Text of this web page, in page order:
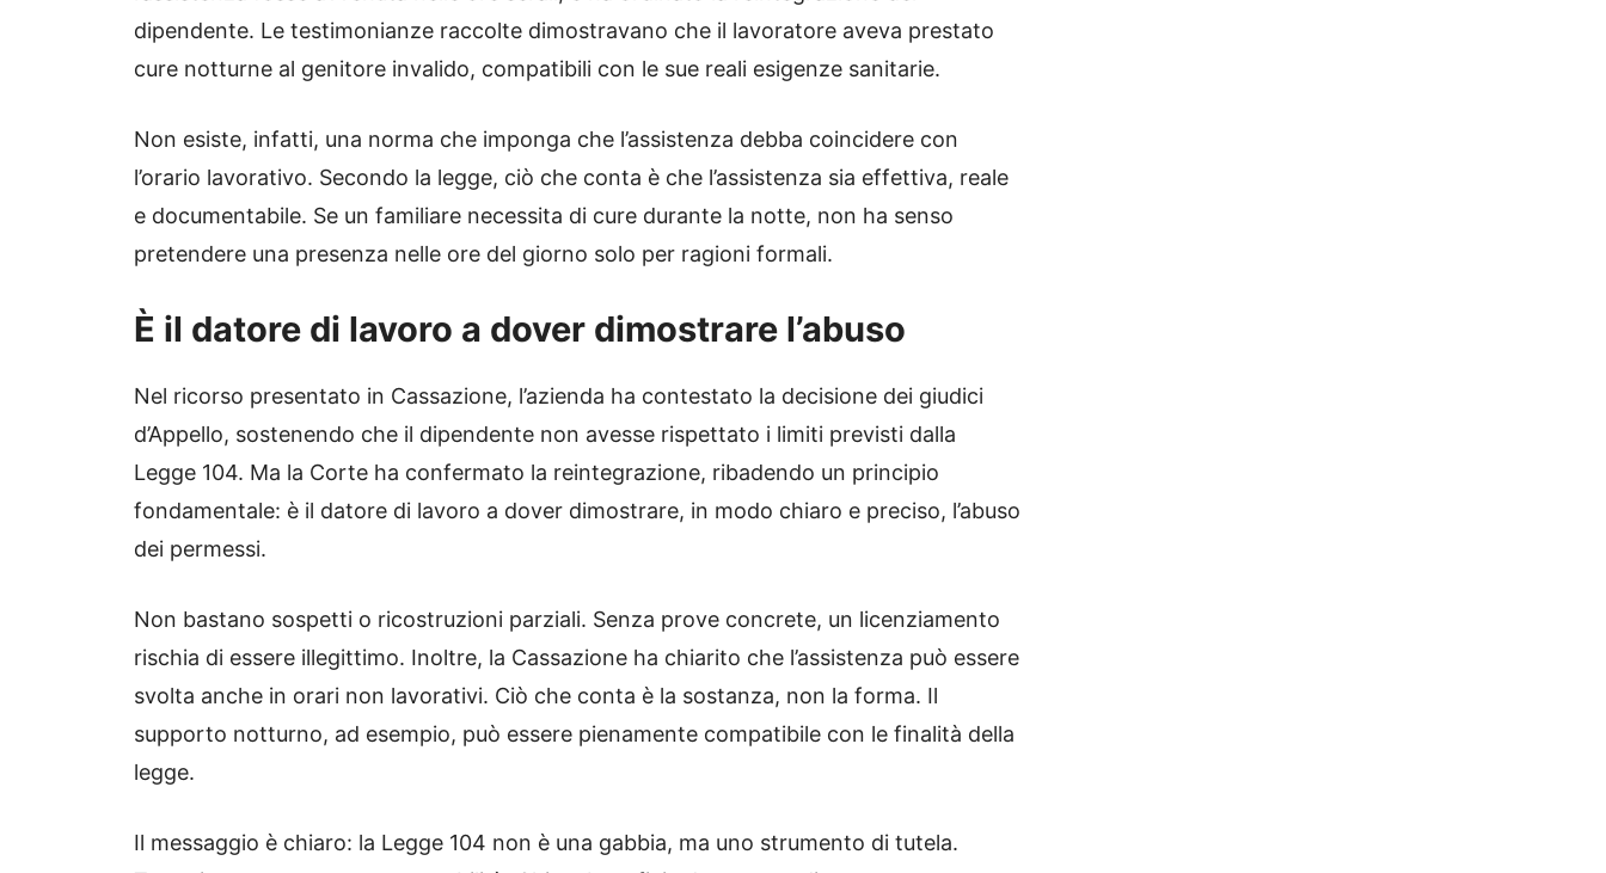
dipendente. Le testimonianze raccolte dimostravano che il lavoratore aveva prestato
cure notturne al genitore invalido, compatibili con le sue reali esigenze sanitarie.
Non esiste, infatti, una norma che imponga che l’assistenza debba coincidere con
l’orario lavorativo. Secondo la legge, ciò che conta è che l’assistenza sia effettiva, reale
e documentabile. Se un familiare necessita di cure durante la notte, non ha senso
pretendere una presenza nelle ore del giorno solo per ragioni formali.
È il datore di lavoro a dover dimostrare l’abuso
Nel ricorso presentato in Cassazione, l’azienda ha contestato la decisione dei giudici
d’Appello, sostenendo che il dipendente non avesse rispettato i limiti previsti dalla
Legge 104. Ma la Corte ha confermato la reintegrazione, ribadendo un principio
fondamentale: è il datore di lavoro a dover dimostrare, in modo chiaro e preciso, l’abuso
dei permessi.
Non bastano sospetti o ricostruzioni parziali. Senza prove concrete, un licenziamento
rischia di essere illegittimo. Inoltre, la Cassazione ha chiarito che l’assistenza può essere
svolta anche in orari non lavorativi. Ciò che conta è la sostanza, non la forma. Il
supporto notturno, ad esempio, può essere pienamente compatibile con le finalità della
legge.
Il messaggio è chiaro: la Legge 104 non è una gabbia, ma uno strumento di tutela.